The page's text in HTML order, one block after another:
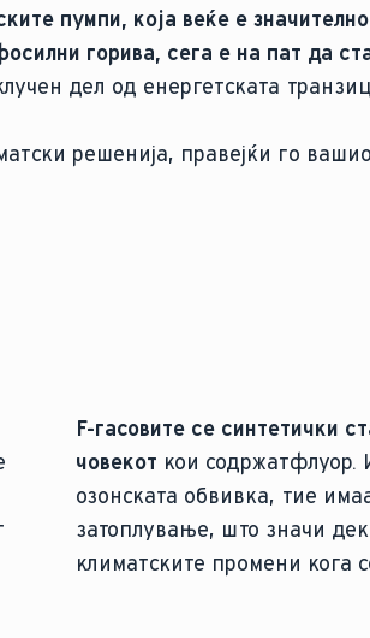
пумпи, која веќе е
горива, сега е на пат да
дел од енергетската
решенија, правејќи го
F-гасовите се синтетички
човекот кои содржатфлуор.
озонската обвивка, тие
затоплување, што значи
климатските промени кога